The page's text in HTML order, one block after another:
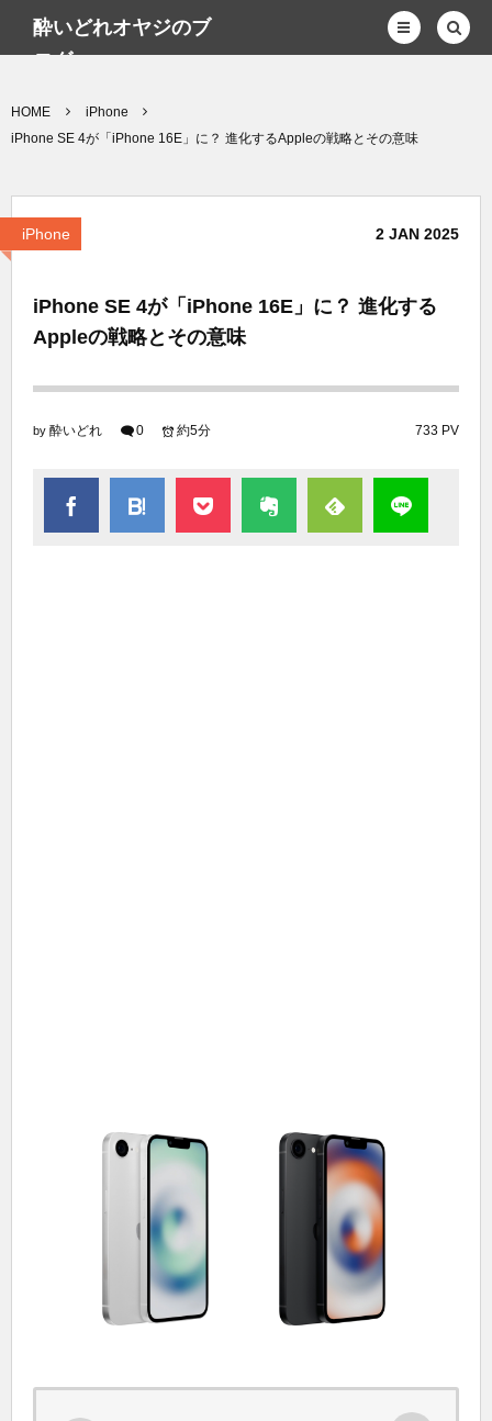
酔いどれオヤジのブ
ログwp
HOME
iPhone
iPhone SE 4が「iPhone 16E」に？ 進化するAppleの戦略とその意味
iPhone 2 JAN 2025
iPhone SE 4が「iPhone 16E」に？ 進化する
Appleの戦略とその意味
by 酔いどれ 0 733 PV
約5分